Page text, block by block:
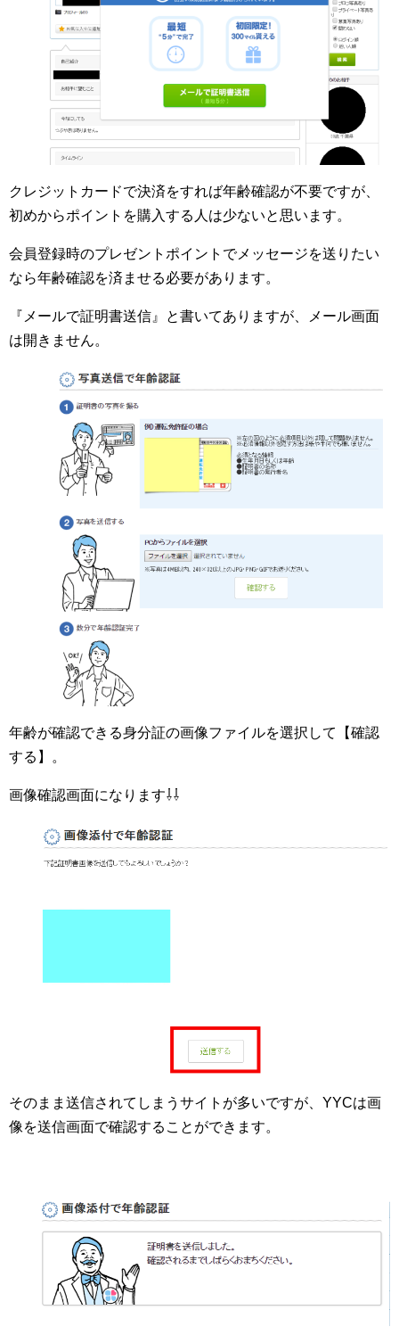
クレジットカードで決済をすれば年齢確認が不要ですが、
初めからポイントを購入する人は少ないと思います。
会員登録時のプレゼントポイントでメッセージを送りたい
なら年齢確認を済ませる必要があります。
『メールで証明書送信』と書いてありますが、メール画面
は開きません。
年齢が確認できる身分証の画像ファイルを選択して【確認
する】。
画像確認画面になります⇩⇩
そのまま送信されてしまうサイトが多いですが、YYCは画
像を送信画面で確認することができます。